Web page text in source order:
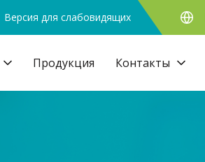
Версия для слабовидящих
Продукция Контакты